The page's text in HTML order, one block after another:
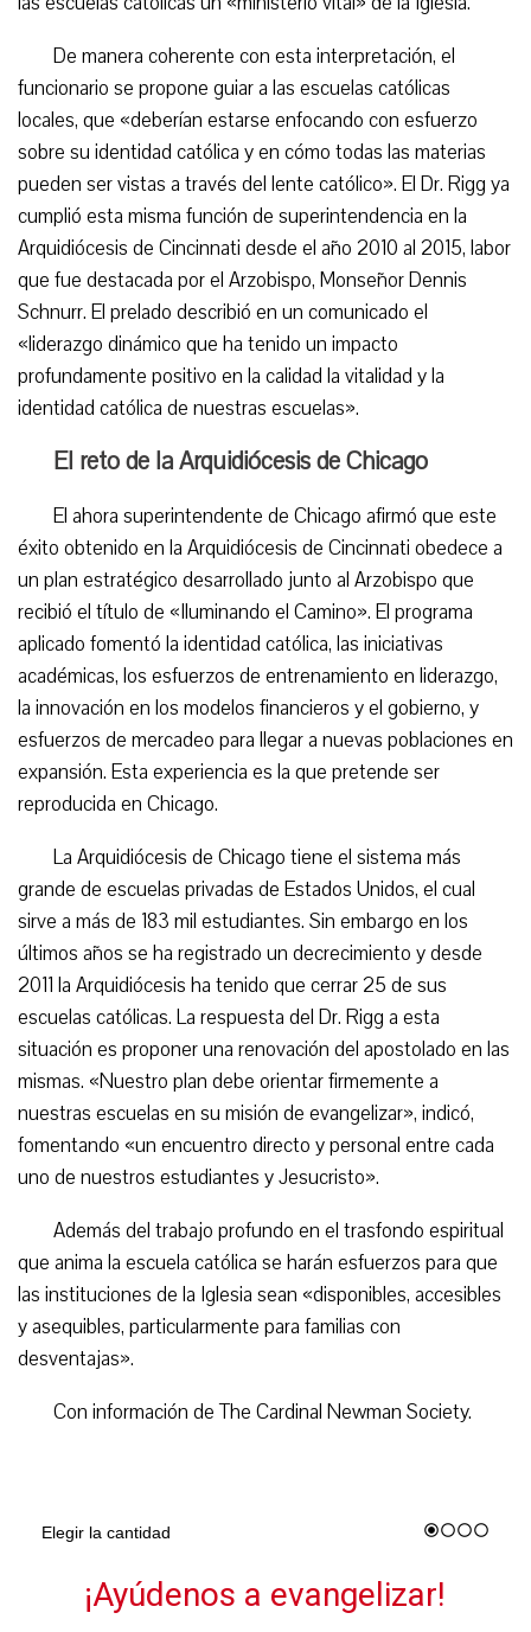
De manera coherente con esta interpretación, el
funcionario se propone guiar a las escuelas católicas
locales, que «deberían estarse enfocando con esfuerzo
sobre su identidad católica y en cómo todas las materias
pueden ser vistas a través del lente católico». El Dr. Rigg ya
cumplió esta misma función de superintendencia en la
Arquidiócesis de Cincinnati desde el año 2010 al 2015, labor
que fue destacada por el Arzobispo, Monseñor Dennis
Schnurr. El prelado describió en un comunicado el
«liderazgo dinámico que ha tenido un impacto
profundamente positivo en la calidad la vitalidad y la
identidad católica de nuestras escuelas».
El reto de la Arquidiócesis de Chicago
El ahora superintendente de Chicago afirmó que este
éxito obtenido en la Arquidiócesis de Cincinnati obedece a
un plan estratégico desarrollado junto al Arzobispo que
recibió el título de «Iluminando el Camino». El programa
aplicado fomentó la identidad católica, las iniciativas
académicas, los esfuerzos de entrenamiento en liderazgo,
la innovación en los modelos financieros y el gobierno, y
esfuerzos de mercadeo para llegar a nuevas poblaciones en
expansión. Esta experiencia es la que pretende ser
reproducida en Chicago.
La Arquidiócesis de Chicago tiene el sistema más
grande de escuelas privadas de Estados Unidos, el cual
sirve a más de 183 mil estudiantes. Sin embargo en los
últimos años se ha registrado un decrecimiento y desde
2011 la Arquidiócesis ha tenido que cerrar 25 de sus
escuelas católicas. La respuesta del Dr. Rigg a esta
situación es proponer una renovación del apostolado en las
mismas. «Nuestro plan debe orientar firmemente a
nuestras escuelas en su misión de evangelizar», indicó,
fomentando «un encuentro directo y personal entre cada
uno de nuestros estudiantes y Jesucristo».
Además del trabajo profundo en el trasfondo espiritual
que anima la escuela católica se harán esfuerzos para que
las instituciones de la Iglesia sean «disponibles, accesibles
y asequibles, particularmente para familias con
desventajas».
Con información de The Cardinal Newman Society.